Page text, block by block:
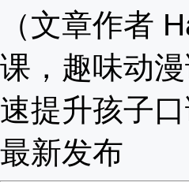
（文章作者
课，趣味动
速提升孩子口
最新发布